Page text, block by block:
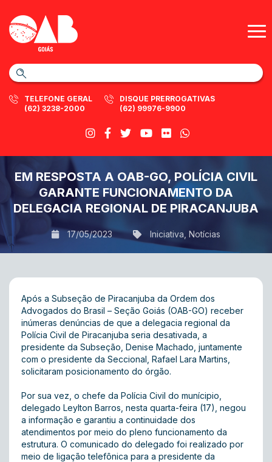
TELEFONE GERAL
(62) 3238-2000
DISQUE PRERROGATIVAS
(62) 99976-9900
EM RESPOSTA A OAB-GO, POLÍCIA CIVIL
GARANTE FUNCIONAMENTO DA
DELEGACIA REGIONAL DE PIRACANJUBA
17/05/2023 Iniciativa Notícias
Após a Subseção de Piracanjuba da Ordem dos
Advogados do Brasil – Seção Goiás (OAB-GO) receber
inúmeras denúncias de que a delegacia regional da
Polícia Civil de Piracanjuba seria desativada, a
presidente da Subseção, Denise Machado, juntamente
com o presidente da Seccional, Rafael Lara Martins,
solicitaram posicionamento do órgão.
Por sua vez, o chefe da Polícia Civil do munícipio,
delegado Leylton Barros, nesta quarta-feira (17), negou
a informação e garantiu a continuidade dos
atendimentos por meio do pleno funcionamento da
estrutura. O comunicado do delegado foi realizado por
meio de ligação telefônica para a presidente da